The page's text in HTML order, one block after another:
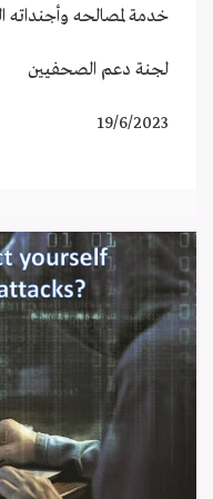
خدمة لمصالحه
لجنة دعم الصحفيين
19/6/2023